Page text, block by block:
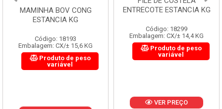
ENTRECOTE ESTANCIA KG
Embalagem: CX/± 14,4 KG
Produto de peso
variável
KG
Código: 19965
Embalagem: CX/± 18,36 KG
Produto de peso
variável
VER PREÇO